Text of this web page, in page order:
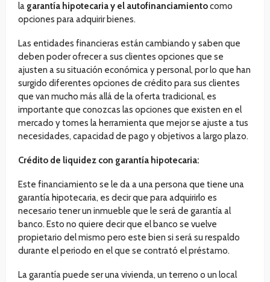
la garantía hipotecaria y el autofinanciamientocomo
opciones para adquirir bienes.
Las entidades financieras están cambiando y saben que
deben poder ofrecer a sus clientes opciones que se
ajusten a su situación económica y personal, por lo que han
surgido diferentes opciones de crédito para sus clientes
que van mucho más allá de la oferta tradicional, es
importante que conozcas las opciones que existen en el
mercado y tomes la herramienta que mejor se ajuste a tus
necesidades, capacidad de pago y objetivos a largo plazo.
Crédito de liquidez con garantía hipotecaria:
Este financiamiento se le da a una persona que tiene una
garantía hipotecaria, es decir que para adquirirlo es
necesario tener un inmueble que le será de garantía al
banco. Esto no quiere decir que el banco se vuelve
propietario del mismo pero este bien si será su respaldo
durante el periodo en el que se contrató el préstamo.
La garantía puede ser una vivienda, un terreno o un local